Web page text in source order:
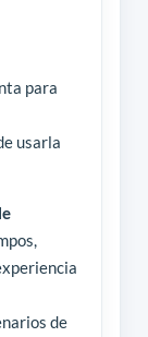
para
usarla
de